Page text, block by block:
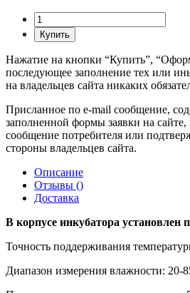
Купить
Нажатие на кнопки “Купить”,
последующее заполнение тех или
на владельцев сайта никаких
Присланное по e-mail сообщение,
заполненной формы заявки на сайте,
сообщение потребителя или
стороны владельцев сайта.
Описание
Отзывы ()
Доставка
В корпусе инкубатора
Точность поддерживания
Диапазон измерения влажности: 20-